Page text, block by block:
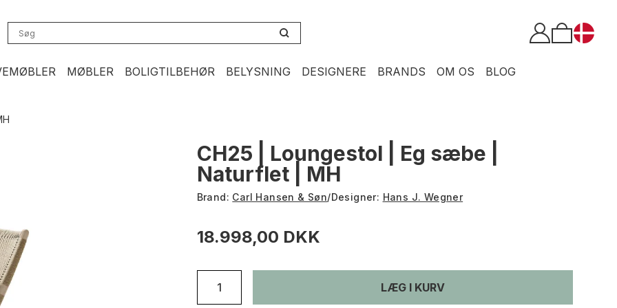
MØBLER BOLIGTILBEHØR BELYSNING DESIGNERE BRANDS OM OS BLOG
CH25 | Loungestol | Eg sæbe |
Naturflet | MH
Brand: Carl Hansen & Søn/Designer: Hans J. Wegner
18.998,00 DKK
LÆG I KURV